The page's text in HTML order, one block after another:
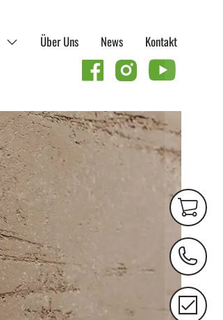
Menü öffnenÜber Uns News Kontakt
Online
Shop
Raumklima
Check